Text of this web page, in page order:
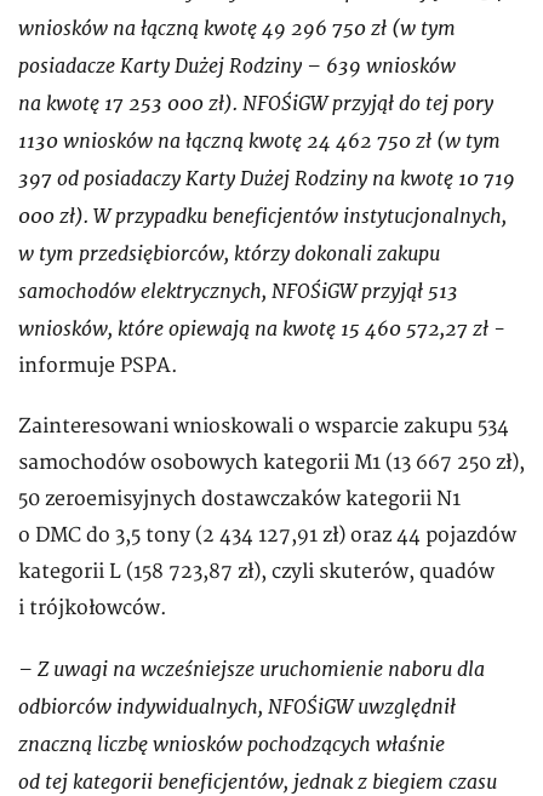
wniosków na łączną kwotę 49 296 750 zł (w tym
posiadacze Karty Dużej Rodziny – 639 wniosków
na kwotę 17 253 000 zł). NFOŚiGW przyjął do tej pory
1130 wniosków na łączną kwotę 24 462 750 zł (w tym
397 od posiadaczy Karty Dużej Rodziny na kwotę 10 719
000 zł). W przypadku beneficjentów instytucjonalnych,
w tym przedsiębiorców, którzy dokonali zakupu
samochodów elektrycznych, NFOŚiGW przyjął 513
wniosków, które opiewają na kwotę 15 460 572,27 zł -
informuje PSPA.
Zainteresowani wnioskowali o wsparcie zakupu 534
samochodów osobowych kategorii M1 (13 667 250 zł),
50 zeroemisyjnych dostawczaków kategorii N1
o DMC do 3,5 tony (2 434 127,91 zł) oraz 44 pojazdów
kategorii L (158 723,87 zł), czyli skuterów, quadów
i trójkołowców.
– Z uwagi na wcześniejsze uruchomienie naboru dla
odbiorców indywidualnych, NFOŚiGW uwzględnił
znaczną liczbę wniosków pochodzących właśnie
od tej kategorii beneficjentów, jednak z biegiem czasu